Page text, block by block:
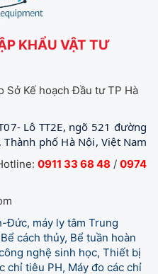
KHẨU VẬT TƯ
Sở Kế hoạch Đầu tư TP Hà
Lô TT2E, ngõ 521 đường
phố Hà Nội, Việt Nam
0911 33 68 48 / 0974
Đức, máy ly tâm Trung
cách thủy, Bể tuần hoàn
nghệ sinh học, Thiết bị
chỉ tiêu PH, Máy đo các chỉ